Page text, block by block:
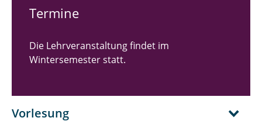
Termine
Die Lehrveranstaltung findet im
Wintersemester statt.
Vorlesung